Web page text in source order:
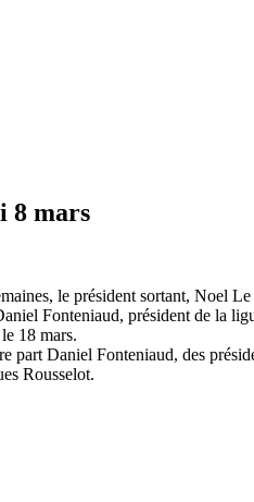
8 mars
le président sortant, Noel
Fonteniaud, président de la
18 mars.
part Daniel Fonteniaud, des
Rousselot.